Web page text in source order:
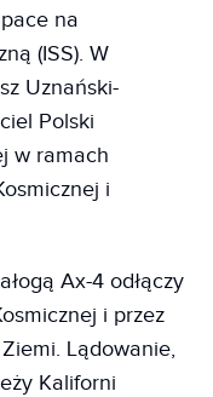
na
(ISS). W
Uznański-
Polski
w ramach
i
Ax-4 odłączy
i przez
Lądowanie,
Kaliforni